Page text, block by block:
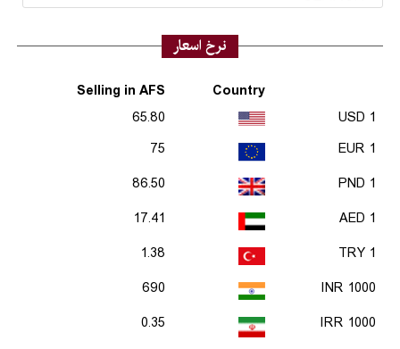
نرخ اسعار
Country
Selling in AFS
1 USD
65.80
1 EUR
75
1 PND
86.50
1 AED
17.41
1 TRY
1.38
1000 INR
690
1000 IRR
0.35